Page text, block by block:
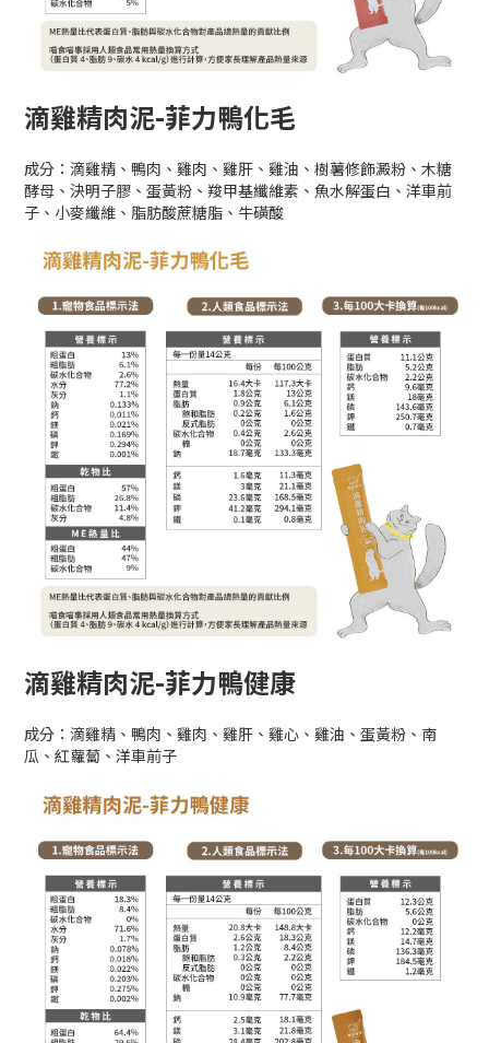
滴雞精肉泥-菲力鴨化毛
成分：滴雞精、鴨肉、雞肉、雞肝、雞油、樹薯修飾澱粉、木糖
酵母、決明子膠、蛋黃粉、羧甲基纖維素、魚水解蛋白、洋車前
子、小麥纖維、脂肪酸蔗糖脂、牛磺酸
滴雞精肉泥-菲力鴨健康
成分：滴雞精、鴨肉、雞肉、雞肝、雞心、雞油、蛋黃粉、南
瓜、紅蘿蔔、洋車前子